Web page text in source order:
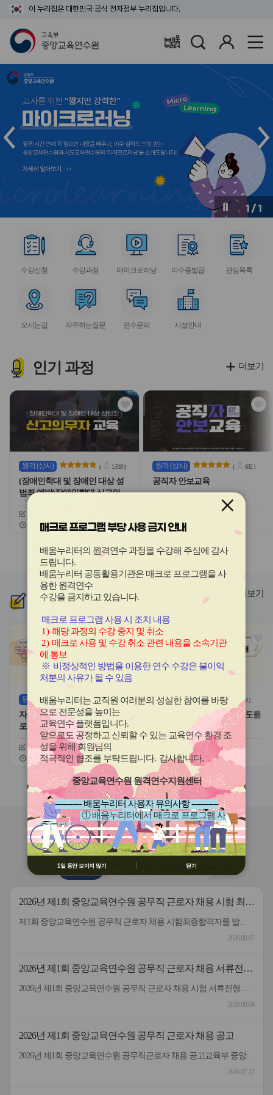
이 누리집은 대한민국 공식 전자정부 누리집입니다.
배움누리터
1 / 1
인
버
메
인
슬
라
드
다
음
버
서
스
이
콘
수강신청
서
스
이
콘
수강과정
서
스
이
콘
마이크로러닝
서
스
이
콘
이수증발급
서
스
관심목록
서
스
콘
오시는길
서
스
콘
자주하는질문
서
스
연수문의
서
스
시설안내
인기 과정
관
심
아
이
콘
원격 (상시) ( 1,518)
(장애인학대 및 장애인 대상 성
범죄 예방)장애인학대 신고의무
자 교육
교육기간
26.03.03 ~ 26.12.20
관
심
원격 (상시) ( 632)
공직자 안보교육
26.02.03 ~ 26.12.20
교육기간
슬
라
이
드
버
튼
이
전
슬
라
이
드
다
음
더보기
신규과정
관
심
이
콘
원격 (상시) ( 0)
자기주도적 진로개발 역량과 진
로학습 유형
신청기간
26.08.03 ~ 26.12.20
교육기간
26.08.03 ~ 26.12.20
관
심
아
원격(상시) 0)
대한민국 새내기 유권자 지도를
위한 학생 선거교육의 이해
26.07.20 ~ 26.12.20
교육기간
26.07.20 ~ 26.12.20
슬
라
이
드
버
튼
이
전
슬
이
드
버
튼
다
더보기
연수원소식
공지사항 2026 원격연수 모니터링단
2026년 제1회 중앙교육연수원 공무직 근로자 채용 시험 최종
제1회 중앙교육연수원 공무직 근로자 채용 시험최종합격자를 발표하고 등록 안내드립니다.응시해주신 모든 분께 감사드립니다.
2026.08.07
2026년 제1회 중앙교육연수원 공무직 근로자 채용 서류전형
2026년 제1회 중앙교육연수원 공무직 근로자 채용 시험 서류전형 합격자 및 면접일정을 안내드립니다.* 채용분야 - 공무직(미화원)* 서류전형 합격자 : 5명* 합격자 명단 및 면접일정 안내 : 붙임 참고 * 서류 전형 합격자분들은 면접 일정을 참고하여 차질 없이 임해주길 부탁드리며, 응시해주신 모든 분들께 행복한 일들 가득하시길 바랍니다.- 중앙교육연수원 -
2026.08.04
2026년 제1회 중앙교육연수원 공무직 근로자 채용 공고
2026년 제1회 중앙교육연수원 공무직근로자 채용 공고교육부 중앙교육연수원에서 근무할 공무직 근로자를 다음과 같이 공개 모집하오니 성실하고 역량있는 분들의 많은 응시 바랍니다. 2026년 7월 22일 중앙교육연수원장1. 선발직종: 환경미화직(미화원) / 공무직 근로자2. 선발인원: 1명3. 채용기간: 계약일~정년(만65세)까지​4. 담당업무: 청사 실내외 청소 및 환경정리 등5. 근무형태: 기본근무(월~금), 1일 8시간(07:00~16:00, 휴게시간 1시간 제외) 근무6. 근무장소: 중앙교육연수원(대구 동구 혁신도시 내 위치)7. 보수: 월 236만원 수준(세전), 명절휴가비 등 별도 지급8. 원서 접수기간: 7.22.(수) ~ 7.30.(목)9. 접수방법: 방문접수, 우편접수 (공고문 참조)10. 문의전화: 중앙교육연수원 연수지원협력과 채용담당자 ☏053-980-6514
2026.07.22
매크로 프로그램 부당 사용 금지 안내
배움누리터의 원격연수 과정을 수강해 주심에 감사
드립니다.
배움누리터 공동활용기관은 매크로 프로그램을 사
용한원격연수
수강을 금지하고 있습니다.
매크로 프로그램 사용 시 조치 내용
1) 해당 과정의 수강 중지 및 취소
2) 매크로 사용 및 수강 취소 관련 내용을 소속기관
에 통보
※ 비정상적인 방법을 이용한 연수 수강은 불이익
처분의 사유가 될 수 있음
배움누리터는 교직원 여러분의 성실한 참여를 바탕
으로 전문성을 높이는
교육연수 플랫폼입니다.
앞으로도 공정하고 신뢰할 수 있는 교육연수 환경 조
성을 위해 회원님의
적극적인 협조를 부탁드립니다. 감사합니다.
중앙교육연수원 원격연수지원센터
----------- 배움누리터 사용자 유의사항 -----------
① 배움누리터에서 매크로 프로그램 사
용 금지
② 배움누리터 수강용 매크로 프로그램
제작 배포 금지
③ 유무료 매크로 프로그램 사용을 블로
그 등에 홍보 금지
유가 될 수 있음
1일 동안 보이지 않기 닫기